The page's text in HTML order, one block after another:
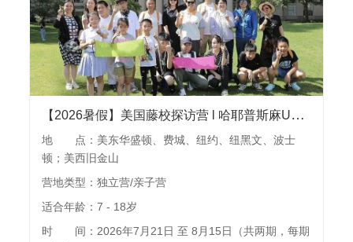
【2026暑假】美国藤校探访营 l 哈耶普斯麻UCLA探访交流，苹果、谷歌参观，联合国、大都会博物馆、百老汇，可单飞可亲子
地 点：美东华盛顿、费城、纽约、纽黑文、波士
顿；美西旧金山
营地类型：独立营/亲子营
适合年龄：7 - 18岁
时 间：2026年7月21日 至 8月15日（共两期，每期